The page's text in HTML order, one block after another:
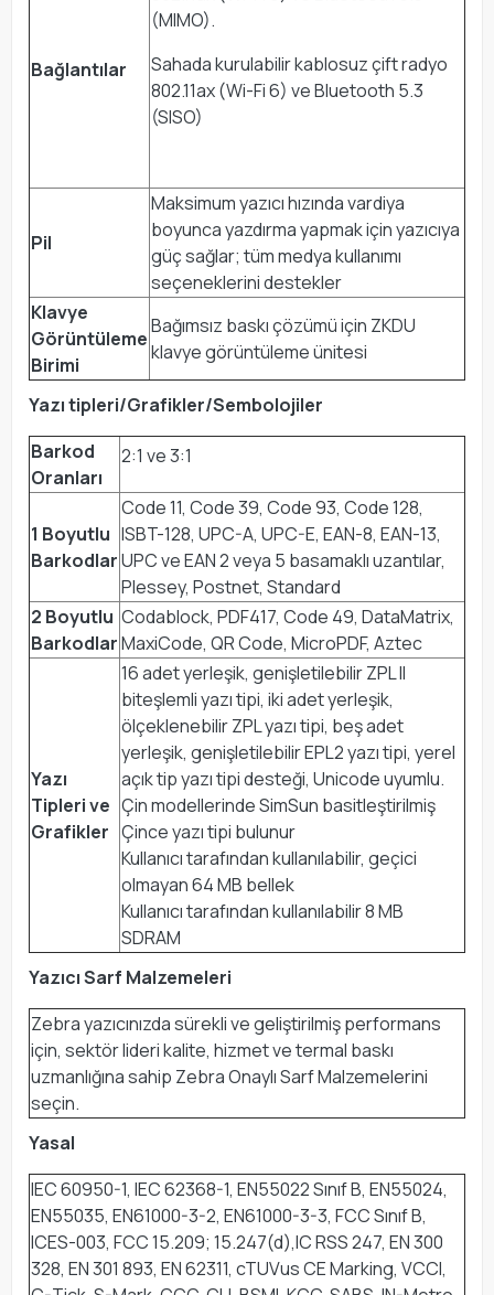
Bağlantılar
(MIMO).
Sahada kurulabilir kablosuz çift radyo
802.11ax (Wi-Fi 6) ve Bluetooth 5.3
(SISO)
Pil
Maksimum yazıcı hızında vardiya
boyunca yazdırma yapmak için yazıcıya
güç sağlar; tüm medya kullanımı
seçeneklerini destekler
Klavye
Görüntüleme
Birimi
Bağımsız baskı çözümü için ZKDU
klavye görüntüleme ünitesi
Yazı tipleri/Grafikler/Sembolojiler
Barkod
Oranları
2:1 ve 3:1
1 Boyutlu
Barkodlar
Code 11, Code 39, Code 93, Code 128,
ISBT-128, UPC-A, UPC-E, EAN-8, EAN-13,
UPC ve EAN 2 veya 5 basamaklı uzantılar,
Plessey, Postnet, Standard
2 Boyutlu
Barkodlar
Codablock, PDF417, Code 49, DataMatrix,
MaxiCode, QR Code, MicroPDF, Aztec
Yazı
Tipleri ve
Grafikler
16 adet yerleşik, genişletilebilir ZPL II
biteşlemli yazı tipi, iki adet yerleşik,
ölçeklenebilir ZPL yazı tipi, beş adet
yerleşik, genişletilebilir EPL2 yazı tipi, yerel
açık tip yazı tipi desteği, Unicode uyumlu.
Çin modellerinde SimSun basitleştirilmiş
Çince yazı tipi bulunur
Kullanıcı tarafından kullanılabilir, geçici
olmayan 64 MB bellek
Kullanıcı tarafından kullanılabilir 8 MB
SDRAM
Yazıcı Sarf Malzemeleri
Zebra yazıcınızda sürekli ve geliştirilmiş performans
için, sektör lideri kalite, hizmet ve termal baskı
uzmanlığına sahip Zebra Onaylı Sarf Malzemelerini
seçin.
Yasal
IEC 60950-1, IEC 62368-1, EN55022 Sınıf B, EN55024,
EN55035, EN61000-3-2, EN61000-3-3, FCC Sınıf B,
ICES-003, FCC 15.209; 15.247(d),IC RSS 247, EN 300
328, EN 301 893, EN 62311, cTUVus CE Marking, VCCI,